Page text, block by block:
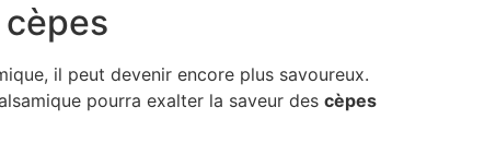
il peut devenir encore plus savoureux.
pourra exalter la saveur des cèpes